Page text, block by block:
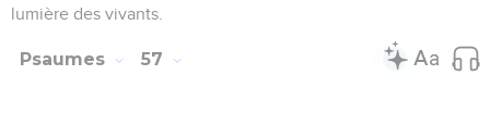
lumière des vivants.
Psaumes 57